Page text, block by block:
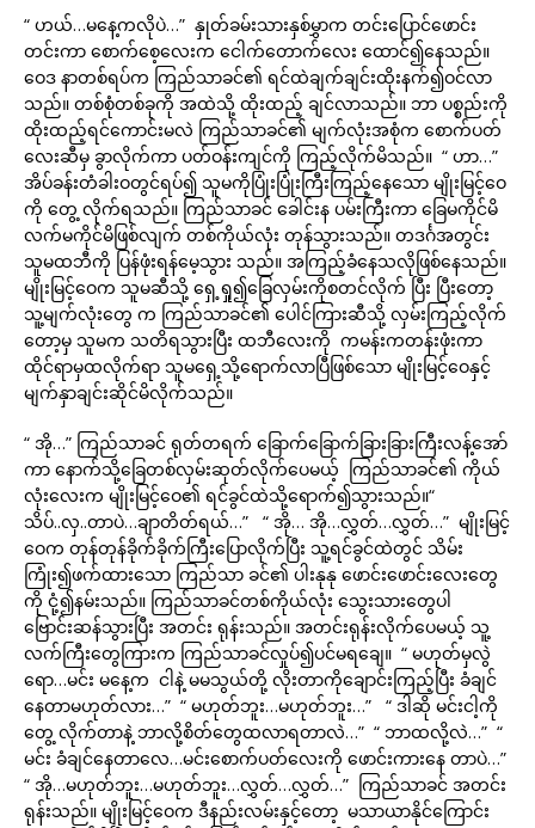
“ ဟယ်…မနေ့ကလိုပဲ…” နှုတ်ခမ်းသားနှစ်မွှာက တင်းပြောင်ဖောင်း
တင်းကာ စောက်စေ့လေးက ငေါက်တောက်လေး ထောင်၍နေသည်။
ဝေဒ နာတစ်ရပ်က ကြည်သာခင်၏ ရင်ထဲချက်ချင်းထိုးနက်၍ဝင်လာ
သည်။ တစ်စုံတစ်ခုကို အထဲသို့ ထိုးထည့် ချင်လာသည်။ ဘာ ပစ္စည်းကို
ထိုးထည့်ရင်ကောင်းမလဲ ကြည်သာခင်၏ မျက်လုံးအစုံက စောက်ပတ်
လေးဆီမှ ခွာလိုက်ကာ ပတ်ဝန်းကျင်ကို ကြည့်လိုက်မိသည်။ “ ဟာ…”
အိပ်ခန်းတံခါးဝတွင်ရပ်၍ သူမကိုပြုံးပြုံးကြီးကြည့်နေသော မျိုးမြင့်ဝေ
ကို တွေ့ လိုက်ရသည်။ ကြည်သာခင် ခေါင်းန ပမ်းကြီးကာ ခြေမကိုင်မိ
လက်မကိုင်မိဖြစ်လျက် တစ်ကိုယ်လုံး တုန်သွားသည်။ တဒင်္ဂအတွင်း
သူမထဘီကို ပြန်ဖုံးရန်မေ့သွား သည်။ အကြည့်ခံနေသလိုဖြစ်နေသည်။
မျိုးမြင့်ဝေက သူမဆီသို့ ရှေ့ရှု၍ခြေလှမ်းကိုစတင်လိုက် ပြီး ပြီးတော့
သူ့မျက်လုံးတွေ က ကြည်သာခင်၏ ပေါင်ကြားဆီသို့ လှမ်းကြည့်လိုက်
တော့မှ သူမက သတိရသွားပြီး ထဘီလေးကို ကမန်းကတန်းဖုံးကာ
ထိုင်ရာမှထလိုက်ရာ သူမရှေ့သို့ရောက်လာပြီဖြစ်သော မျိုးမြင့်ဝေနှင့်
မျက်နှာချင်းဆိုင်မိလိုက်သည်။
“ အို…” ကြည်သာခင် ရုတ်တရက် ခြောက်ခြောက်ခြားခြားကြီးလန့်အော်
ကာ နောက်သို့ခြေတစ်လှမ်းဆုတ်လိုက်ပေမယ့် ကြည်သာခင်၏ ကိုယ်
လုံးလေးက မျိုးမြင့်ဝေ၏ ရင်ခွင်ထဲသို့ရောက်၍သွားသည်။“
သိပ်..လှ..တာပဲ…ချာတိတ်ရယ်…” “ အို… အို…လွှတ်…လွှတ်…” မျိုးမြင့်
ဝေက တုန်တုန်ခိုက်ခိုက်ကြီးပြောလိုက်ပြီး သူ့ရင်ခွင်ထဲတွင် သိမ်း
ကြုံး၍ဖက်ထားသော ကြည်သာ ခင်၏ ပါးနုနု ဖောင်းဖောင်းလေးတွေ
ကို ငုံ့၍နမ်းသည်။ ကြည်သာခင်တစ်ကိုယ်လုံး သွေးသားတွေပါ
ဗြောင်းဆန်သွားပြီး အတင်း ရုန်းသည်။ အတင်းရုန်းလိုက်ပေမယ့် သူ့
လက်ကြီးတွေကြားက ကြည်သာခင်လှုပ်၍ပင်မရချေ။ “ မဟုတ်မှလွဲ
ရော…မင်း မနေ့က ငါနဲ့ မမသွယ်တို့ လိုးတာကိုချောင်းကြည့်ပြီး ခံချင်
နေတာမဟုတ်လား…” “ မဟုတ်ဘူး…မဟုတ်ဘူး…” “ ဒါဆို မင်းငါ့ကို
တွေ့ လိုက်တာနဲ့ ဘာလို့စိတ်တွေထလာရတာလဲ…” “ ဘာထလို့လဲ…” “
မင်း ခံချင်နေတာလေ…မင်းစောက်ပတ်လေးကို ဖောင်းကားနေ တာပဲ…”
“ အို…မဟုတ်ဘူး…မဟုတ်ဘူး…လွှတ်…လွှတ်…” ကြည်သာခင် အတင်း
ရုန်းသည်။ မျိုးမြင့်ဝေက ဒီနည်းလမ်းနှင့်တော့ မသာယာနိုင်ကြောင်း